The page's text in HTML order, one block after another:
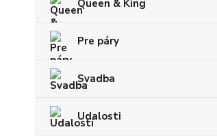
Queen & King
Pre páry
Svadba
Udalosti